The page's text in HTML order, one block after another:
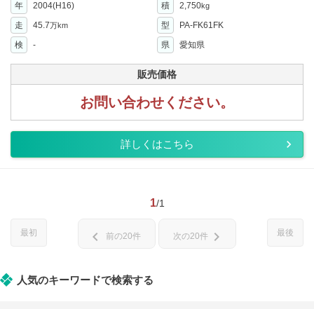
年
2004(H16) 積 2,750kg
走 45.7万km 型
PA-FK61FK
検
- 県 愛知県
販売価格
お問い合わせください。
詳しくはこちら
1/1
最初 最後
chevron_left 前の20件 次の20件 chevron_right
人気のキーワードで検索する